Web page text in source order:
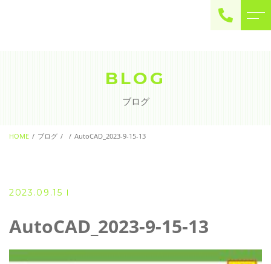
contact
BLOG
ブログ
HOME ブログ AutoCAD_2023-9-15-13
2023.09.15
AutoCAD_2023-9-15-13